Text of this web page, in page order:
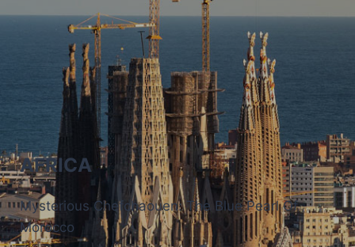
AFRICA
Mysterious Chefchaouen: The Blue Pearl Of
Morocco